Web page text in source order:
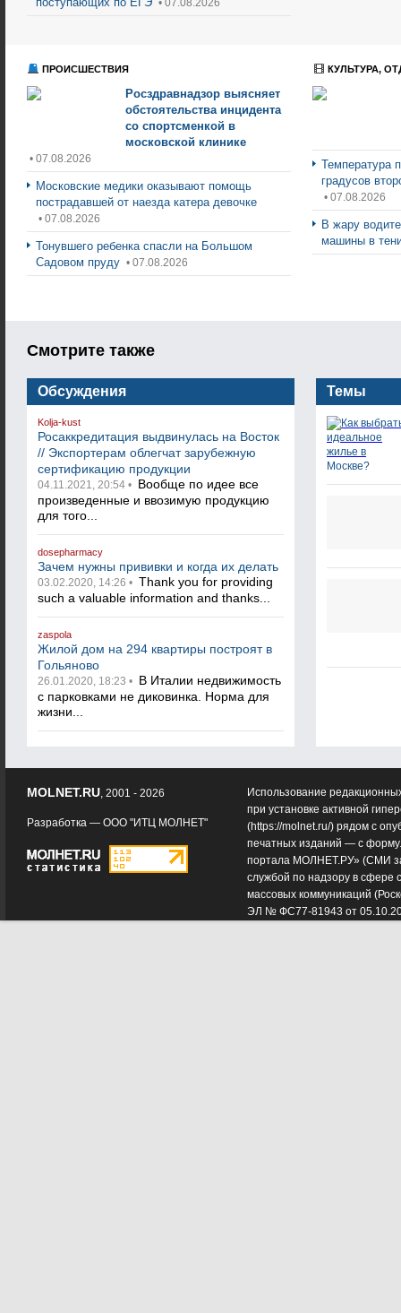
• 07.08.2026
ПРОИСШЕСТВИЯ
Росздравнадзор выясняет
обстоятельства инцидента
со спортсменкой в
московской клинике
• 07.08.2026
Московские медики оказывают помощь
пострадавшей от наезда катера девочке
• 07.08.2026
Тонувшего ребенка спасли на Большом
Садовом пруду • 07.08.2026
КУЛЬТУРА,
Температура
градусов
• 07.08.2026
В жару
машины в
Смотрите также
Обсуждения
Kolja-kust
Росаккредитация выдвинулась на Восток
// Экспортерам облегчат зарубежную
сертификацию продукции
04.11.2021, 20:54 • Вообще по идее все
произведенные и ввозимую продукцию
для того...
dosepharmacy
Зачем нужны прививки и когда их делать
03.02.2020, 14:26 • Thank you for providing
such a valuable information and thanks...
zaspola
Жилой дом на 294 квартиры построят в
Гольяново
26.01.2020, 18:23 • В Италии недвижимость
с парковками не диковинка. Норма для
жизни...
Темы
Использование
при установке активной
(https://molnet.ru/) рядом с
печатных изданий — с
портала МОЛНЕТ.РУ» (СМИ
службой по надзору в сфере
массовых коммуникаций
ЭЛ № ФС77-81943 от
MOLNET.RU, 2001 - 2026
Разработка — ООО "ИТЦ МОЛНЕТ"